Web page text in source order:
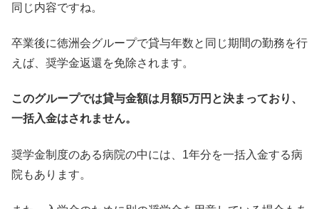
同じ内容ですね。
卒業後に徳洲会グループで貸与年数と同じ期間の勤務を行
えば、奨学金返還を免除されます。
このグループでは貸与金額は月額5万円と決まっており、
一括入金はされません。
奨学金制度のある病院の中には、1年分を一括入金する病
院もあります。